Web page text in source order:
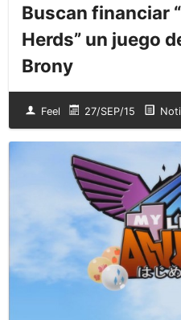
Buscan financiar
Herds” un juego
Brony
Feel 27/SEP/15